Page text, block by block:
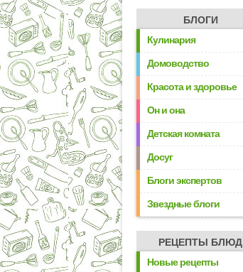
БЛОГИ
Кулинария
Домоводство
Красота и здоровье
Он и она
Детская комната
Досуг
Блоги экспертов
Звездные блоги
РЕЦЕПТЫ БЛЮД
Новые рецепты